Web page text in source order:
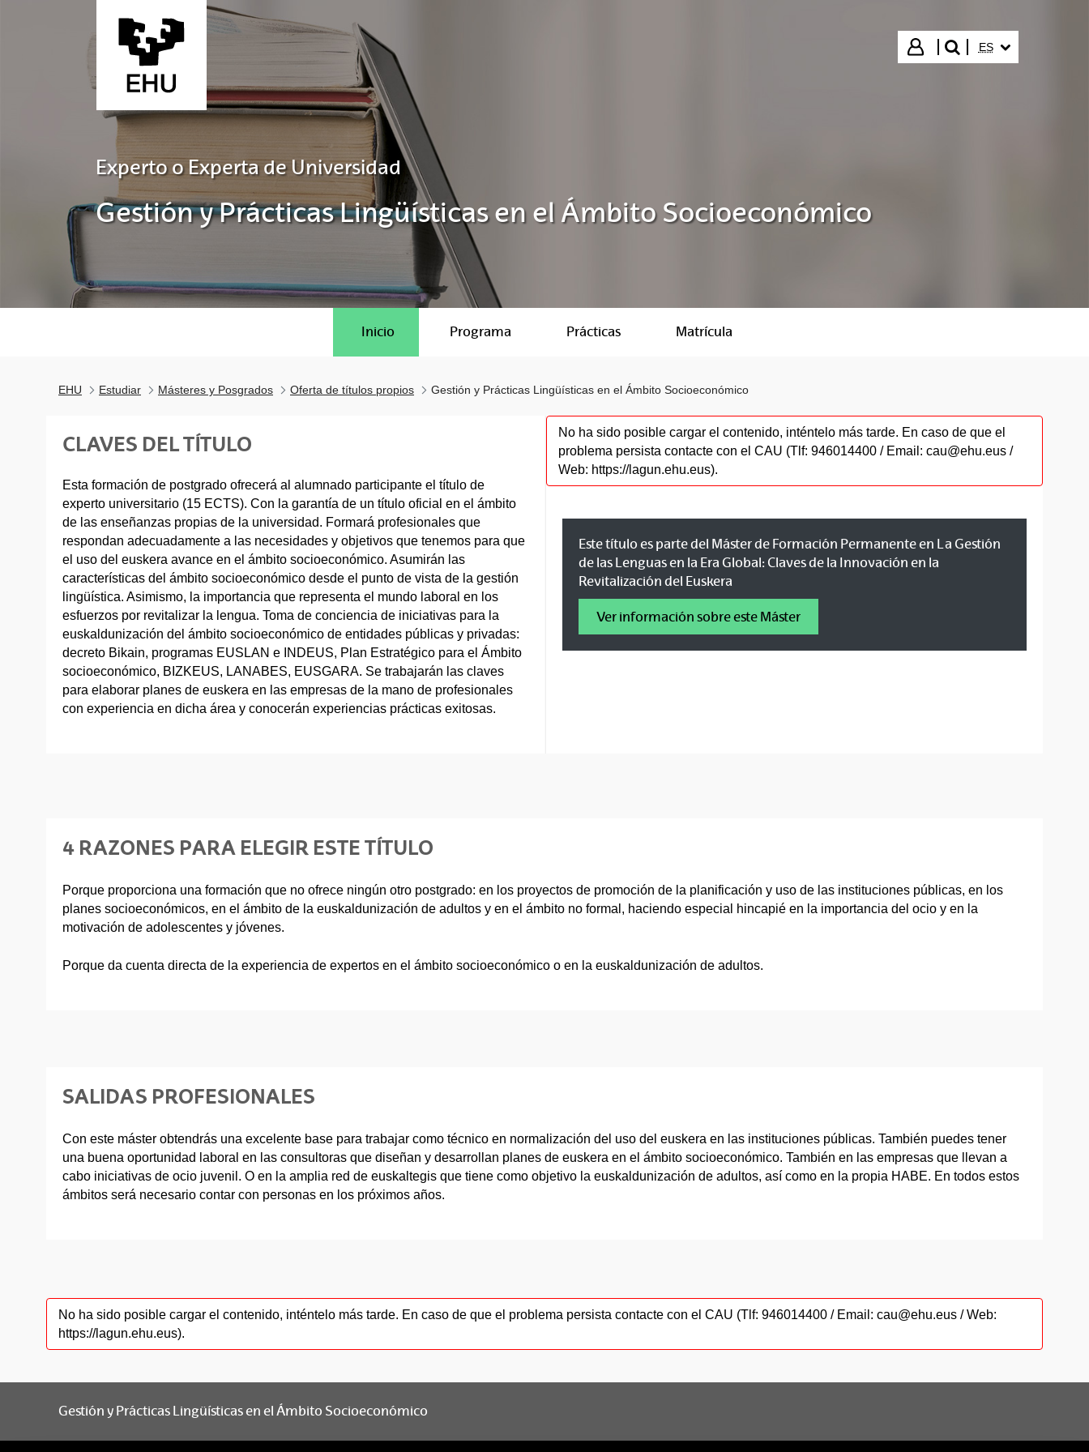
Iniciar sesión
buscar"
ES
Experto o Experta de Universidad
Gestión y Prácticas Lingüísticas en el Ámbito Socioeconómico
Inicio Programa Prácticas Matrícula
EHU Estudiar Másteres y Posgrados Oferta de títulos propios Gestión y Prácticas Lingüísticas en el Ámbito Socioeconómico
CLAVES DEL TÍTULO
Esta formación de postgrado ofrecerá al alumnado participante el título de
experto universitario (15 ECTS). Con la garantía de un título oficial en el ámbito
de las enseñanzas propias de la universidad. Formará profesionales que
respondan adecuadamente a las necesidades y objetivos que tenemos para que
el uso del euskera avance en el ámbito socioeconómico. Asumirán las
características del ámbito socioeconómico desde el punto de vista de la gestión
lingüística. Asimismo, la importancia que representa el mundo laboral en los
esfuerzos por revitalizar la lengua. Toma de conciencia de iniciativas para la
euskaldunización del ámbito socioeconómico de entidades públicas y privadas:
decreto Bikain, programas EUSLAN e INDEUS, Plan Estratégico para el Ámbito
socioeconómico, BIZKEUS, LANABES, EUSGARA. Se trabajarán las claves
para elaborar planes de euskera en las empresas de la mano de profesionales
con experiencia en dicha área y conocerán experiencias prácticas exitosas.
No ha sido posible cargar el contenido, inténtelo más tarde. En caso de que el
problema persista contacte con el CAU (Tlf: 946014400 / Email: cau@ehu.eus /
Web: https://lagun.ehu.eus).
Este título es parte del Máster de Formación Permanente en La Gestión
de las Lenguas en la Era Global: Claves de la Innovación en la
Revitalización del Euskera
Ver información sobre este Máster
4 RAZONES PARA ELEGIR ESTE TÍTULO
Porque proporciona una formación que no ofrece ningún otro postgrado: en los proyectos de promoción de la planificación y uso de las instituciones públicas, en los
planes socioeconómicos, en el ámbito de la euskaldunización de adultos y en el ámbito no formal, haciendo especial hincapié en la importancia del ocio y en la
motivación de adolescentes y jóvenes.
Porque da cuenta directa de la experiencia de expertos en el ámbito socioeconómico o en la euskaldunización de adultos.
SALIDAS PROFESIONALES
Con este máster obtendrás una excelente base para trabajar como técnico en normalización del uso del euskera en las instituciones públicas. También puedes tener
una buena oportunidad laboral en las consultoras que diseñan y desarrollan planes de euskera en el ámbito socioeconómico. También en las empresas que llevan a
cabo iniciativas de ocio juvenil. O en la amplia red de euskaltegis que tiene como objetivo la euskaldunización de adultos, así como en la propia HABE. En todos estos
ámbitos será necesario contar con personas en los próximos años.
No ha sido posible cargar el contenido, inténtelo más tarde. En caso de que el problema persista contacte con el CAU (Tlf: 946014400 / Email: cau@ehu.eus / Web:
https://lagun.ehu.eus).
Gestión y Prácticas Lingüísticas en el Ámbito Socioeconómico